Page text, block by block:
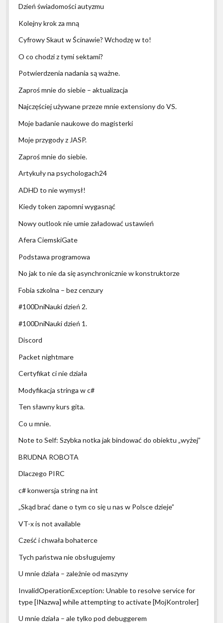
Dzień świadomości autyzmu
Kolejny krok za mną
Cyfrowy Skaut w Ścinawie? Wchodzę w to!
O co chodzi z tymi sektami?
Potwierdzenia nadania są ważne.
Zaproś mnie do siebie – aktualizacja
Najczęściej używane przeze mnie extensiony do VS.
Moje badanie naukowe do magisterki
Moje przygody z JASP.
Zaproś mnie do siebie.
Artykuły na psychologach24
ADHD to nie wymysł!
Kiedy token zapomni wygasnąć
Nowy outlook nie umie załadować ustawień
Afera CiemskiGate
Podstawa programowa
No jak to nie da się asynchronicznie w konstruktorze
Fobia szkolna – bez cenzury
#100DniNauki dzień 2.
#100DniNauki dzień 1.
Discord
Packet nightmare
Certyfikat ci nie działa
Modyfikacja stringa w c#
Ten sławny kurs gita.
Co u mnie.
Note to Self: Szybka notka jak bindować do obiektu „wyżej”
BRUDNA ROBOTA
Dlaczego PIRC
c# konwersja string na int
„Skąd brać dane o tym co się u nas w Polsce dzieje”
VT-x is not available
Cześć i chwała bohaterce
Tych państwa nie obsługujemy
U mnie działa – zależnie od maszyny
InvalidOperationException: Unable to resolve service for
type [INazwa] while attempting to activate [MojKontroler]
U mnie działa – ale tylko pod debuggerem